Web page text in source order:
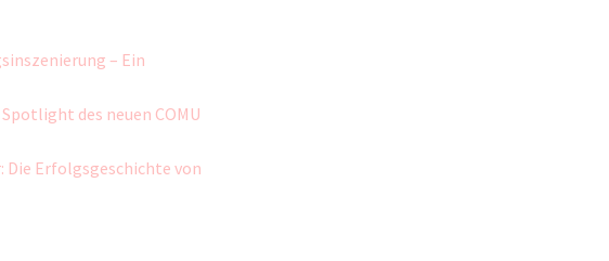
– Ein
des neuen COMU
Die Erfolgsgeschichte von